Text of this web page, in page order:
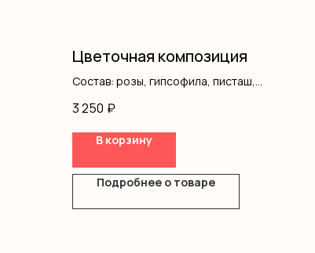
Цветочная композиция
Состав: розы, гипсофила, писташ,
3 250 ₽
В корзину
Подробнее о товаре